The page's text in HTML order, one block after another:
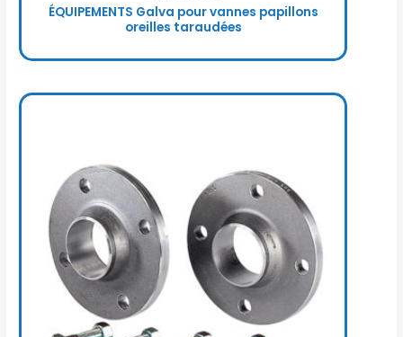
ÉQUIPEMENTS Galva pour vannes papillons
oreilles taraudées